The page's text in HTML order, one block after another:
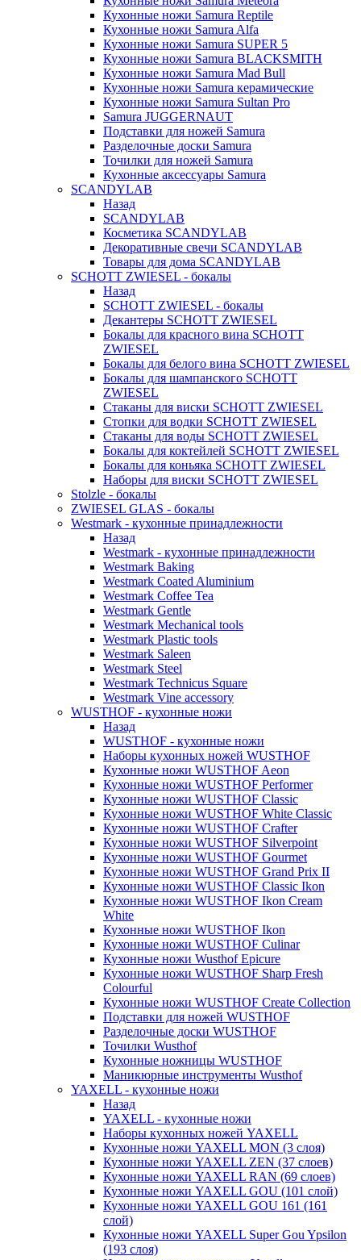
Кухонные ножи Samura Reptile
Кухонные ножи Samura Alfa
Кухонные ножи Samura SUPER 5
Кухонные ножи Samura BLACKSMITH
Кухонные ножи Samura Mad Bull
Кухонные ножи Samura керамические
Кухонные ножи Samura Sultan Pro
Samura JUGGERNAUT
Подставки для ножей Samura
Разделочные доски Samura
Точилки для ножей Samura
Кухонные аксессуары Samura
SCANDYLAB
Назад
SCANDYLAB
Косметика SCANDYLAB
Декоративные свечи SCANDYLAB
Товары для дома SCANDYLAB
SCHOTT ZWIESEL - бокалы
Назад
SCHOTT ZWIESEL - бокалы
Декантеры SCHOTT ZWIESEL
Бокалы для красного вина SCHOTT
ZWIESEL
Бокалы для белого вина SCHOTT ZWIESEL
Бокалы для шампанского SCHOTT
ZWIESEL
Стаканы для виски SCHOTT ZWIESEL
Стопки для водки SCHOTT ZWIESEL
Стаканы для воды SCHOTT ZWIESEL
Бокалы для коктейлей SCHOTT ZWIESEL
Бокалы для коньяка SCHOTT ZWIESEL
Наборы для виски SCHOTT ZWIESEL
Stolzle - бокалы
ZWIESEL GLAS - бокалы
Westmark - кухонные принадлежности
Назад
Westmark - кухонные принадлежности
Westmark Baking
Westmark Coated Aluminium
Westmark Coffee Tea
Westmark Gentle
Westmark Mechanical tools
Westmark Plastic tools
Westmark Saleen
Westmark Steel
Westmark Technicus Square
Westmark Vine accessory
WUSTHOF - кухонные ножи
Назад
WUSTHOF - кухонные ножи
Наборы кухонных ножей WUSTHOF
Кухонные ножи WUSTHOF Aeon
Кухонные ножи WUSTHOF Performer
Кухонные ножи WUSTHOF Classic
Кухонные ножи WUSTHOF White Classic
Кухонные ножи WUSTHOF Crafter
Кухонные ножи WUSTHOF Silverpoint
Кухонные ножи WUSTHOF Gourmet
Кухонные ножи WUSTHOF Grand Prix II
Кухонные ножи WUSTHOF Classic Ikon
Кухонные ножи WUSTHOF Ikon Cream
White
Кухонные ножи WUSTHOF Ikon
Кухонные ножи WUSTHOF Culinar
Кухонные ножи Wusthof Epicure
Кухонные ножи WUSTHOF Sharp Fresh
Colourful
Кухонные ножи WUSTHOF Create Collection
Подставки для ножей WUSTHOF
Разделочные доски WUSTHOF
Точилки Wusthof
Кухонные ножницы WUSTHOF
Маникюрные инструменты Wusthof
YAXELL - кухонные ножи
Назад
YAXELL - кухонные ножи
Наборы кухонных ножей YAXELL
Кухонные ножи YAXELL MON (3 слоя)
Кухонные ножи YAXELL ZEN (37 слоев)
Кухонные ножи YAXELL RAN (69 слоев)
Кухонные ножи YAXELL GOU (101 слой)
Кухонные ножи YAXELL GOU 161 (161
слой)
Кухонные ножи YAXELL Super Gou Ypsilon
(193 слоя)